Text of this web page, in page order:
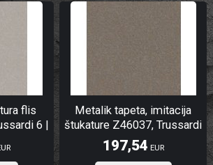
flis
6 |
Metalik tapeta, imitacija
štukature Z46037, Trussardi
6 | Ljepilo besplatno
197,54 EUR